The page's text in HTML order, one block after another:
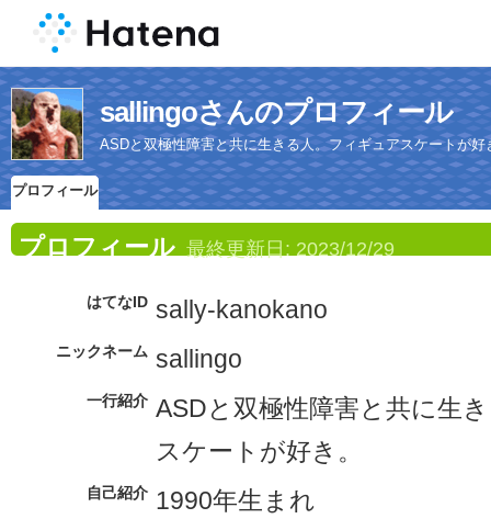
sallingoさんのプロフィール
ASDと双極性障害と共に生きる人。フィギュアスケートが好
プロフィール
プロフィール 最終更新日: 2023/12/29
はてなID sally-kanokano
ニックネーム sallingo
一行紹介 ASDと双極性障害と共に生
スケートが好き。
自己紹介 1990年生まれ